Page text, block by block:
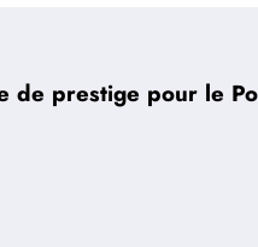
prestige pour le